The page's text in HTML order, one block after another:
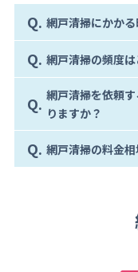
Q. 網戸清掃にかか
Q. 網戸清掃の頻度
Q. 網戸清掃を依頼
りますか？
Q. 網戸清掃の料金